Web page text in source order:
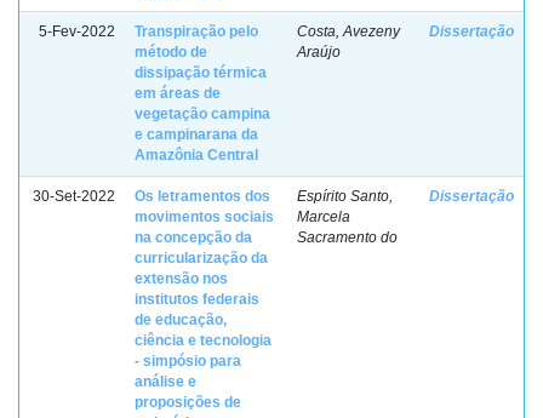
5-Fev-2022
Transpiração pelo
método de
dissipação térmica
em áreas de
vegetação campina
e campinarana da
Amazônia Central
Costa, Avezeny
Araújo
Dissertação
30-Set-2022
Os letramentos dos
movimentos sociais
na concepção da
curricularização da
extensão nos
institutos federais
de educação,
ciência e tecnologia
- simpósio para
análise e
proposições de
Espírito Santo,
Marcela
Sacramento do
Dissertação